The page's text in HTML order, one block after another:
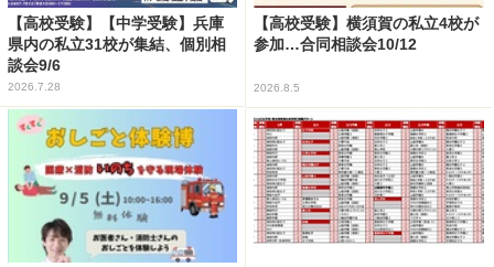
【高校受験】【中学受験】兵庫
県内の私立31校が集結、個別相
談会9/6
2026.7.28
【高校受験】横須賀の私立4校が
参加…合同相談会10/12
2026.8.5